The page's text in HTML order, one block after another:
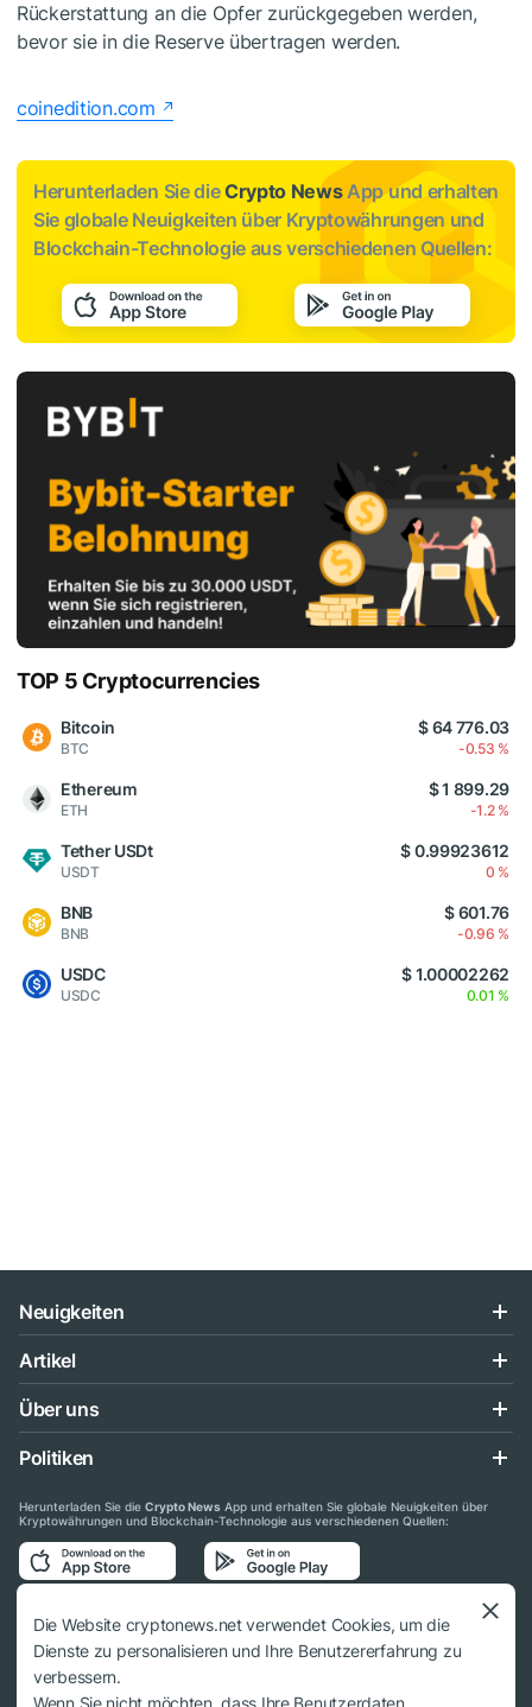
Rückerstattung an die Opfer zurückgegeben werden,
bevor sie in die Reserve übertragen werden.
coinedition.com
Herunterladen Sie dieCrypto NewsApp und erhalten
Sie globale Neuigkeiten über Kryptowährungen und
Blockchain-Technologie aus verschiedenen Quellen:
TOP 5 Cryptocurrencies
Bitcoin
BTC
$ 64 776.03
-0.53 %
Ethereum
ETH
$ 1 899.29
-1.2 %
Tether USDt
USDT
$ 0.99923612
0 %
BNB
BNB
$ 601.76
-0.96 %
USDC
USDC
$ 1.00002262
0.01 %
Neuigkeiten
Artikel
Über uns
Politiken
Herunterladen Sie die Crypto News App und erhalten Sie globale Neuigkeiten über
Kryptowährungen und Blockchain-Technologie aus verschiedenen Quellen:
Folgen Sie uns auf den sozialen Medien
Die Website cryptonews.net verwendet Cookies, um die
Dienste zu personalisieren und Ihre Benutzererfahrung zu
verbessern.
Wenn Sie nicht möchten, dass Ihre Benutzerdaten